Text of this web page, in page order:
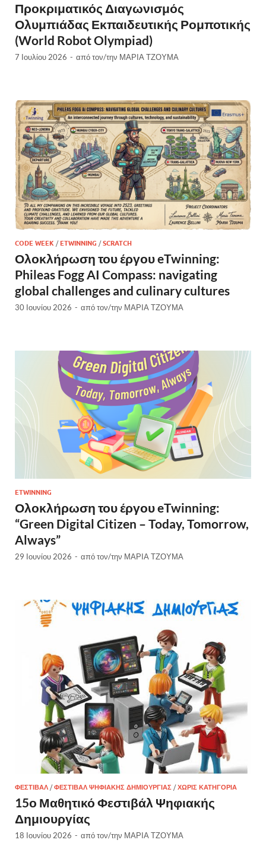
Προκριματικός Διαγωνισμός
Ολυμπιάδας Εκπαιδευτικής Ρομποτικής
(World Robot Olympiad)
7 Ιουλίου 2026 - από τον/την ΜΑΡΙΑ ΤΖΟΥΜΑ
CODE WEEK /ETWINNING /SCRATCH
Ολοκλήρωση του έργου eTwinning:
Phileas Fogg AI Compass: navigating
global challenges and culinary cultures
30 Ιουνίου 2026 - από τον/την ΜΑΡΙΑ ΤΖΟΥΜΑ
ETWINNING
Ολοκλήρωση του έργου eTwinning:
“Green Digital Citizen – Today, Tomorrow,
Always”
29 Ιουνίου 2026 - από τον/την ΜΑΡΙΑ ΤΖΟΥΜΑ
ΦΕΣΤΙΒΆΛ /ΦΕΣΤΙΒΆΛ ΨΗΦΙΑΚΉΣ ΔΗΜΙΟΥΡΓΊΑΣ /ΧΩΡΊΣ ΚΑΤΗΓΟΡΊΑ
15ο Μαθητικό Φεστιβάλ Ψηφιακής
Δημιουργίας
18 Ιουνίου 2026 - από τον/την ΜΑΡΙΑ ΤΖΟΥΜΑ